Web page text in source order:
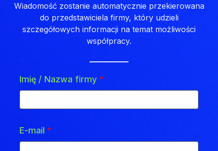
Wiadomość zostanie automatycznie przekierowana
do przedstawiciela firmy, który udzieli
szczegółowych informacji na temat możliwości
współpracy.
Imię / Nazwa firmy *
E-mail *